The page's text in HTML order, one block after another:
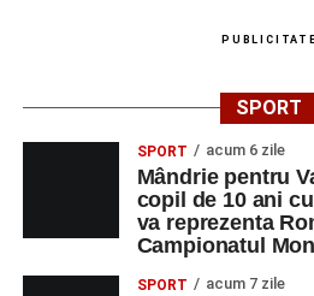
PUBLICITATE
SPORT
SPORT acum 6 zile
Mândrie pentru
copil de 10 ani
va reprezenta
Campionatul
SPORT acum 7 zile